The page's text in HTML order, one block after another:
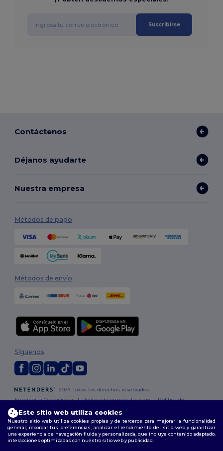
Suscribirse
Contáctenos
Déjanos ayudarte
Nuestra empresa
Métodos de pago
Métodos de envío
2026. Todos los derechos reservados
Términos y Condiciones|Política de personalización|Política de
Síguenos
Madrid |Barcelona| Valencia | Seville |Zaragoza | Málaga| Murcia |
Palma|Bilbao | Alicante
Este sitio web utiliza cookies
Nuestro sitio web utiliza cookies propias y de terceros para mejorar la funcionalidad
general, recordar tus preferencias, analizar el rendimiento del sitio web y garantizar
una experiencia de navegación fluida y personalizada, que incluye contenido adaptado,
interacciones optimizadas con nuestro sitio web y publicidad.¡Tienes